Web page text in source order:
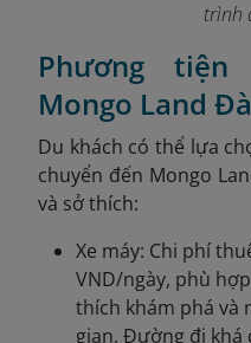
trình
Phương
Mongo Land
Du khách có thể lựa
chuyển đến Mongo
và sở thích:
Xe máy: Chi phí
VND/ngày, phù
thích khám phá và
gian. Đường đi khá